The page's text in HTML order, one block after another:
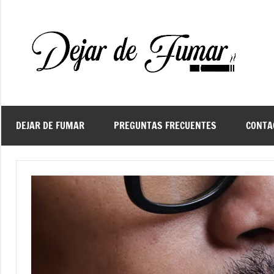
contenido
de
DEJAR DE FUMAR PREGUNTAS FRECUENTES